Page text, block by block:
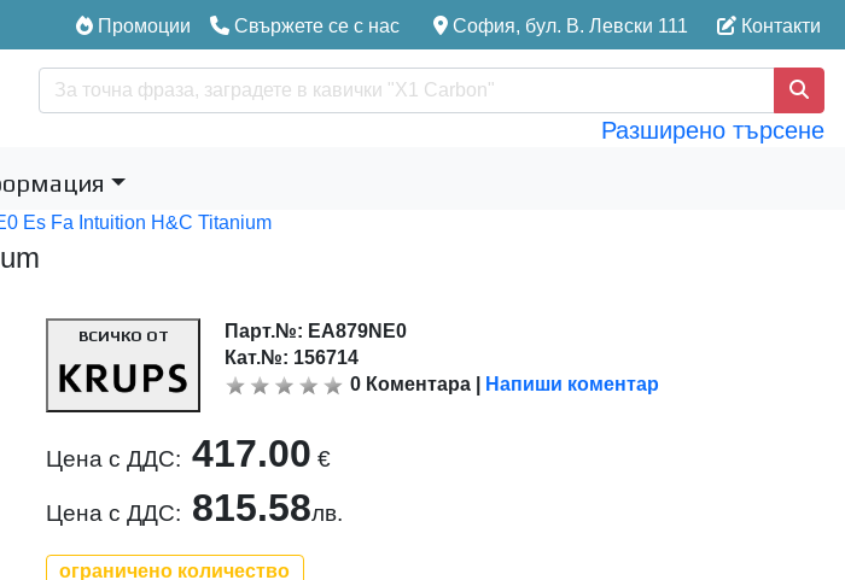
Промоции Свържете се с нас София, бул. В. Левски 111 Контакти
Разширено търсене
Es Fa Intuition H&C Titanium
ВСИЧКО ОТ Парт.№: EA879NE0
Кат.№: 156714
0 Коментара Напиши коментар
Цена с ДДС: 417.00 €
Цена с ДДС: 815.58лв.
ограничено количество